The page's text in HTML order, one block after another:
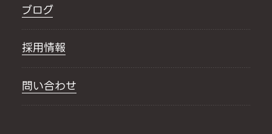
ブログ
採用情報
問い合わせ